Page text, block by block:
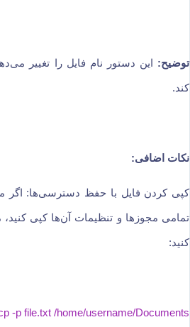
توضیح: این دستور نام فایل را تغییر
کند.
نکات اضافی:
کپی کردن فایل با حفظ دسترسی‌ها: اگر
کنید:
-p file.txt /home/username/Documents/